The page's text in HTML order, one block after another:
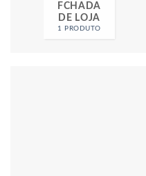
FCHADA
DE LOJA
1 PRODUTO